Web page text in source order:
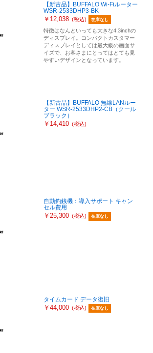
【新古品】BUFFALO Wi-Fiルーター
WSR-2533DHP3-BK
￥12,038 (税込) 在庫なし
特徴はなんといっても大きな4.3inchの
ディスプレイ。コンパクトカスタマー
ディスプレイとしては最大級の画面サ
イズで、お客さまにとってはとても見
やすいデザインとなっています。
【新古品】BUFFALO 無線LANルー
ター WSR-2533DHP2-CB（クール
ブラック）
￥14,410 (税込)
自動釣銭機：導入サポート キャン
セル費用
￥25,300 (税込) 在庫なし
タイムカード データ復旧
￥44,000 (税込) 在庫なし